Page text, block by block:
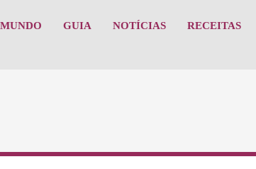
GUIA NOTÍCIAS RECEITAS